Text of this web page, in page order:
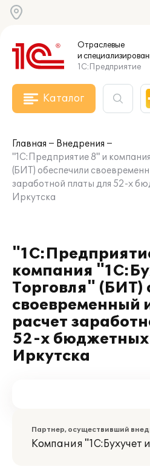
Отраслевые
и
1С:Предприятие
Каталог
Главная
Внедрения
"1С:Предприятие 8" и
(БИТ) обеспечили
заработной платы для 52-х
Иркутска
компания
Торговля" (БИТ)
своевременный
расчет
52-х
Иркутска
Партнер, осуществивший
Компания "1С:Бухучет